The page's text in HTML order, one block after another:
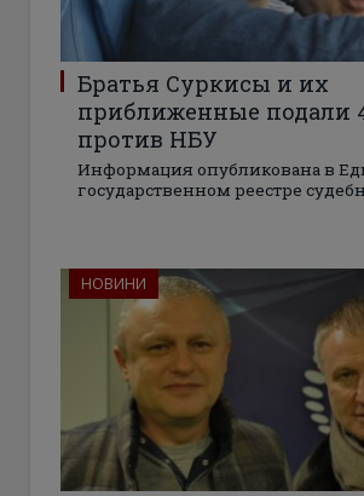
Братья Суркисы и их
приближенные подали
против НБУ
Информация опубликована в
государственном реестре
НОВИНИ